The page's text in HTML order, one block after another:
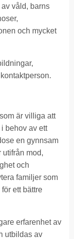
våld, barns
och mycket
som är villiga att
behov av ett
en gynnsam
utifrån mod,
och
familjer som
ett bättre
erfarenhet av
utbildas av